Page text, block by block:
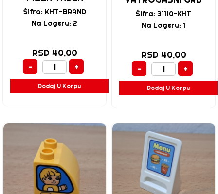
Šifra: KHT-BRAND
Na Lageru: 2
RSD 40,00
-
+
Dodaj U Korpu
Šifra: 31110-KHT
Na Lageru: 1
RSD 40,00
-
+
Dodaj U Korpu